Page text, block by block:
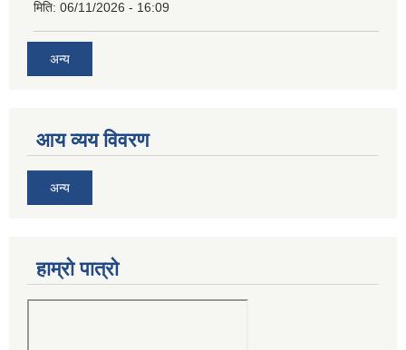
मिति: 06/11/2026 - 16:09
अन्य
आय व्यय विवरण
अन्य
हाम्रो पात्रो